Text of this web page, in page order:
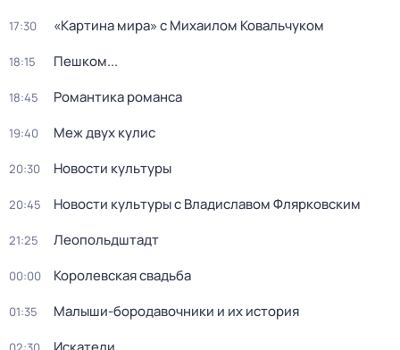
17:30 «Картина мира» с Михаилом Ковальчуком
18:15 Пешком...
18:45 Романтика романса
19:40 Меж двух кулис
20:30 Новости культуры
20:45 Новости культуры с Владиславом Флярковским
21:25 Леопольдштадт
00:00 Королевская свадьба
01:35 Малыши-бородавочники и их история